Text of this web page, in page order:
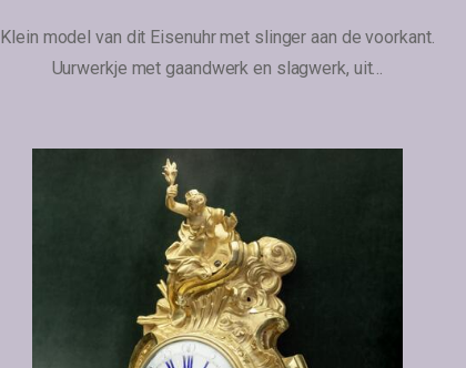
Klein model van dit Eisenuhr met slinger aan de voorkant.
Uurwerkje met gaandwerk en slagwerk, uit…